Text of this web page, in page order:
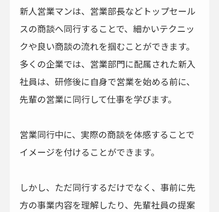
新人営業マンは、営業部長などトップセール
スの商談へ同行することで、細かいテクニッ
クや良い商談の流れを掴むことができます。
多くの企業では、営業部門に配属された新入
社員は、研修後に自身で営業を始める前に、
先輩の営業に同行して仕事を学びます。
営業同行中に、実際の商談を体感することで
イメージを付けることができます。
しかし、ただ同行するだけでなく、事前に先
方の事業内容を理解したり、先輩社員の提案